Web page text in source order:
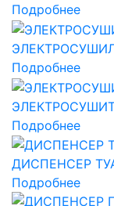
Подробнее
Подробнее
Подробнее
ДИСПЕНСЕР
Подробнее